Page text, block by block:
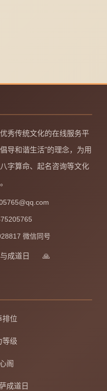
秀传统文化的在线服务平
导和谐生活"的理念，为用
字算命、起名咨询等文化
微信同号
成道日 🙏
排位
等级
阁
成道日